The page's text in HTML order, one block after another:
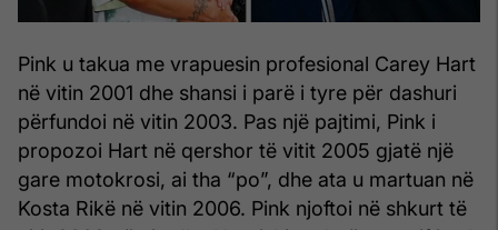
Pink u takua me vrapuesin profesional Carey Hart
në vitin 2001 dhe shansi i parë i tyre për dashuri
përfundoi në vitin 2003. Pas një pajtimi, Pink i
propozoi Hart në qershor të vitit 2005 gjatë një
gare motokrosi, ai tha “po”, dhe ata u martuan në
Kosta Rikë në vitin 2006. Pink njoftoi në shkurt të